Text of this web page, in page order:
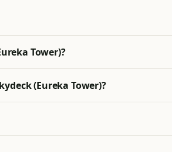
Tower)?
(Eureka Tower)?